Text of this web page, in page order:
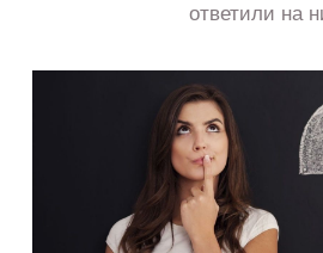
ответили на